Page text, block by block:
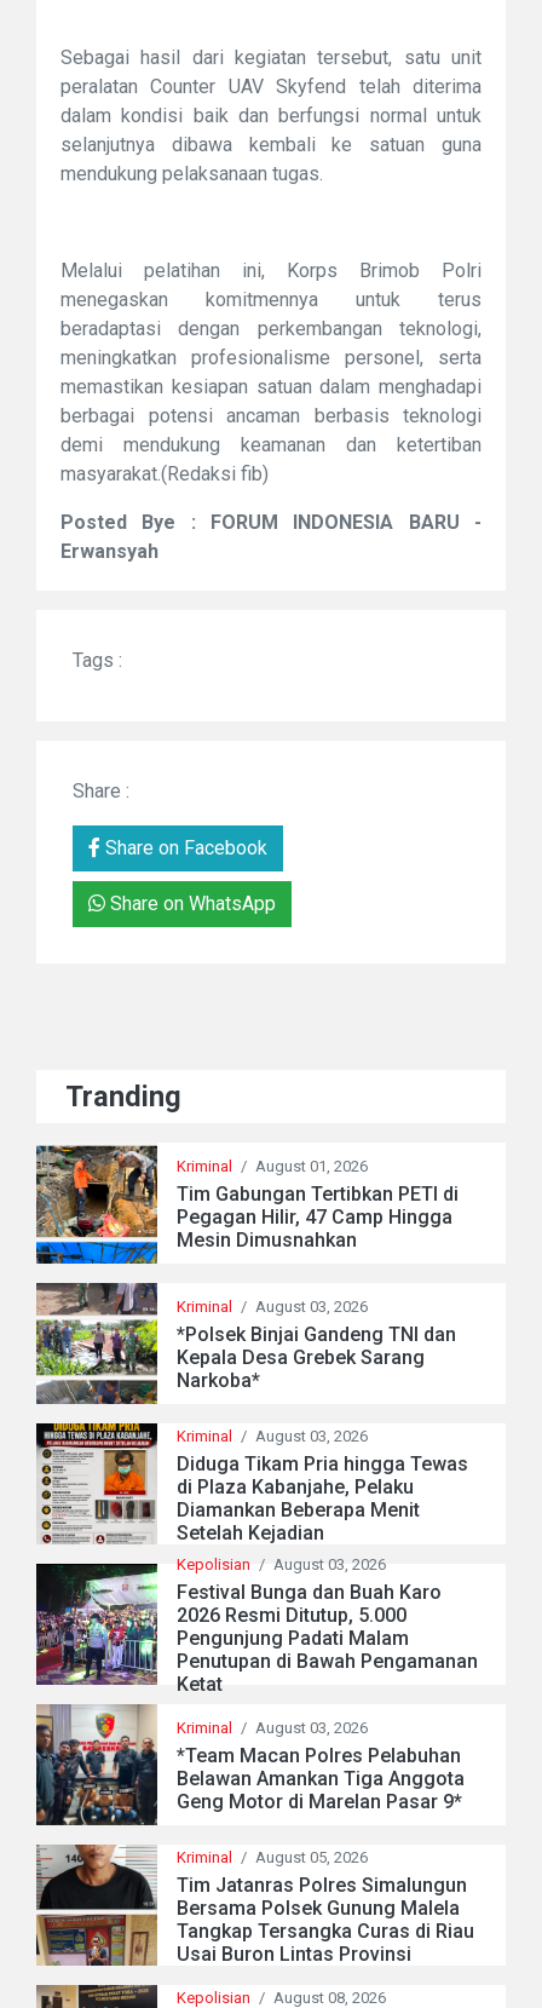
Sebagai hasil dari kegiatan tersebut, satu unit
peralatan Counter UAV Skyfend telah diterima
dalam kondisi baik dan berfungsi normal untuk
selanjutnya dibawa kembali ke satuan guna
mendukung pelaksanaan tugas.
Melalui pelatihan ini, Korps Brimob Polri
menegaskan komitmennya untuk terus
beradaptasi dengan perkembangan teknologi,
meningkatkan profesionalisme personel, serta
memastikan kesiapan satuan dalam menghadapi
berbagai potensi ancaman berbasis teknologi
demi mendukung keamanan dan ketertiban
masyarakat.(Redaksi fib)
Posted Bye : FORUM INDONESIA BARU -
Erwansyah
Tags :
Share :
Share on Facebook
Share on WhatsApp
Tranding
Kriminal / August 01, 2026
Tim Gabungan Tertibkan PETI di
Pegagan Hilir, 47 Camp Hingga
Mesin Dimusnahkan
Kriminal / August 03, 2026
*Polsek Binjai Gandeng TNI dan
Kepala Desa Grebek Sarang
Narkoba*
Kriminal / August 03, 2026
Diduga Tikam Pria hingga Tewas
di Plaza Kabanjahe, Pelaku
Diamankan Beberapa Menit
Setelah Kejadian
Kepolisian / August 03, 2026
Festival Bunga dan Buah Karo
2026 Resmi Ditutup, 5.000
Pengunjung Padati Malam
Penutupan di Bawah Pengamanan
Ketat
Kriminal / August 03, 2026
*Team Macan Polres Pelabuhan
Belawan Amankan Tiga Anggota
Geng Motor di Marelan Pasar 9*
Kriminal / August 05, 2026
Tim Jatanras Polres Simalungun
Bersama Polsek Gunung Malela
Tangkap Tersangka Curas di Riau
Usai Buron Lintas Provinsi
Kepolisian / August 08, 2026